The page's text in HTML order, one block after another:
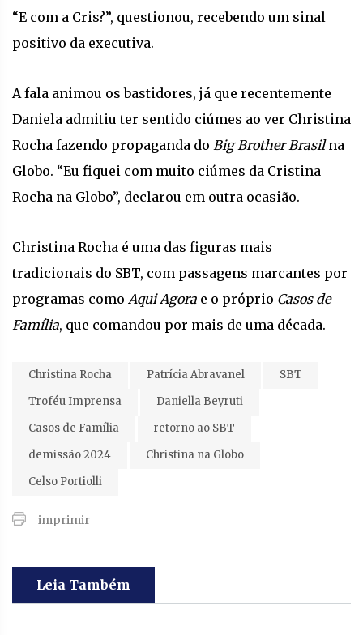
“E com a Cris?”, questionou, recebendo um sinal
positivo da executiva.
A fala animou os bastidores, já que recentemente
Daniela admitiu ter sentido ciúmes ao ver Christina
Rocha fazendo propaganda do Big Brother Brasilna
Globo. “Eu fiquei com muito ciúmes da Cristina
Rocha na Globo”, declarou em outra ocasião.
Christina Rocha é uma das figuras mais
tradicionais do SBT, com passagens marcantes por
programas como Aqui Agora e o próprio Casos de
Família, que comandou por mais de uma década.
Christina Rocha Patrícia Abravanel
SBT
Troféu Imprensa
Daniella Beyruti
Casos de Família
retorno ao SBT
demissão 2024
Christina na Globo
Celso Portiolli
imprimir
Leia Também